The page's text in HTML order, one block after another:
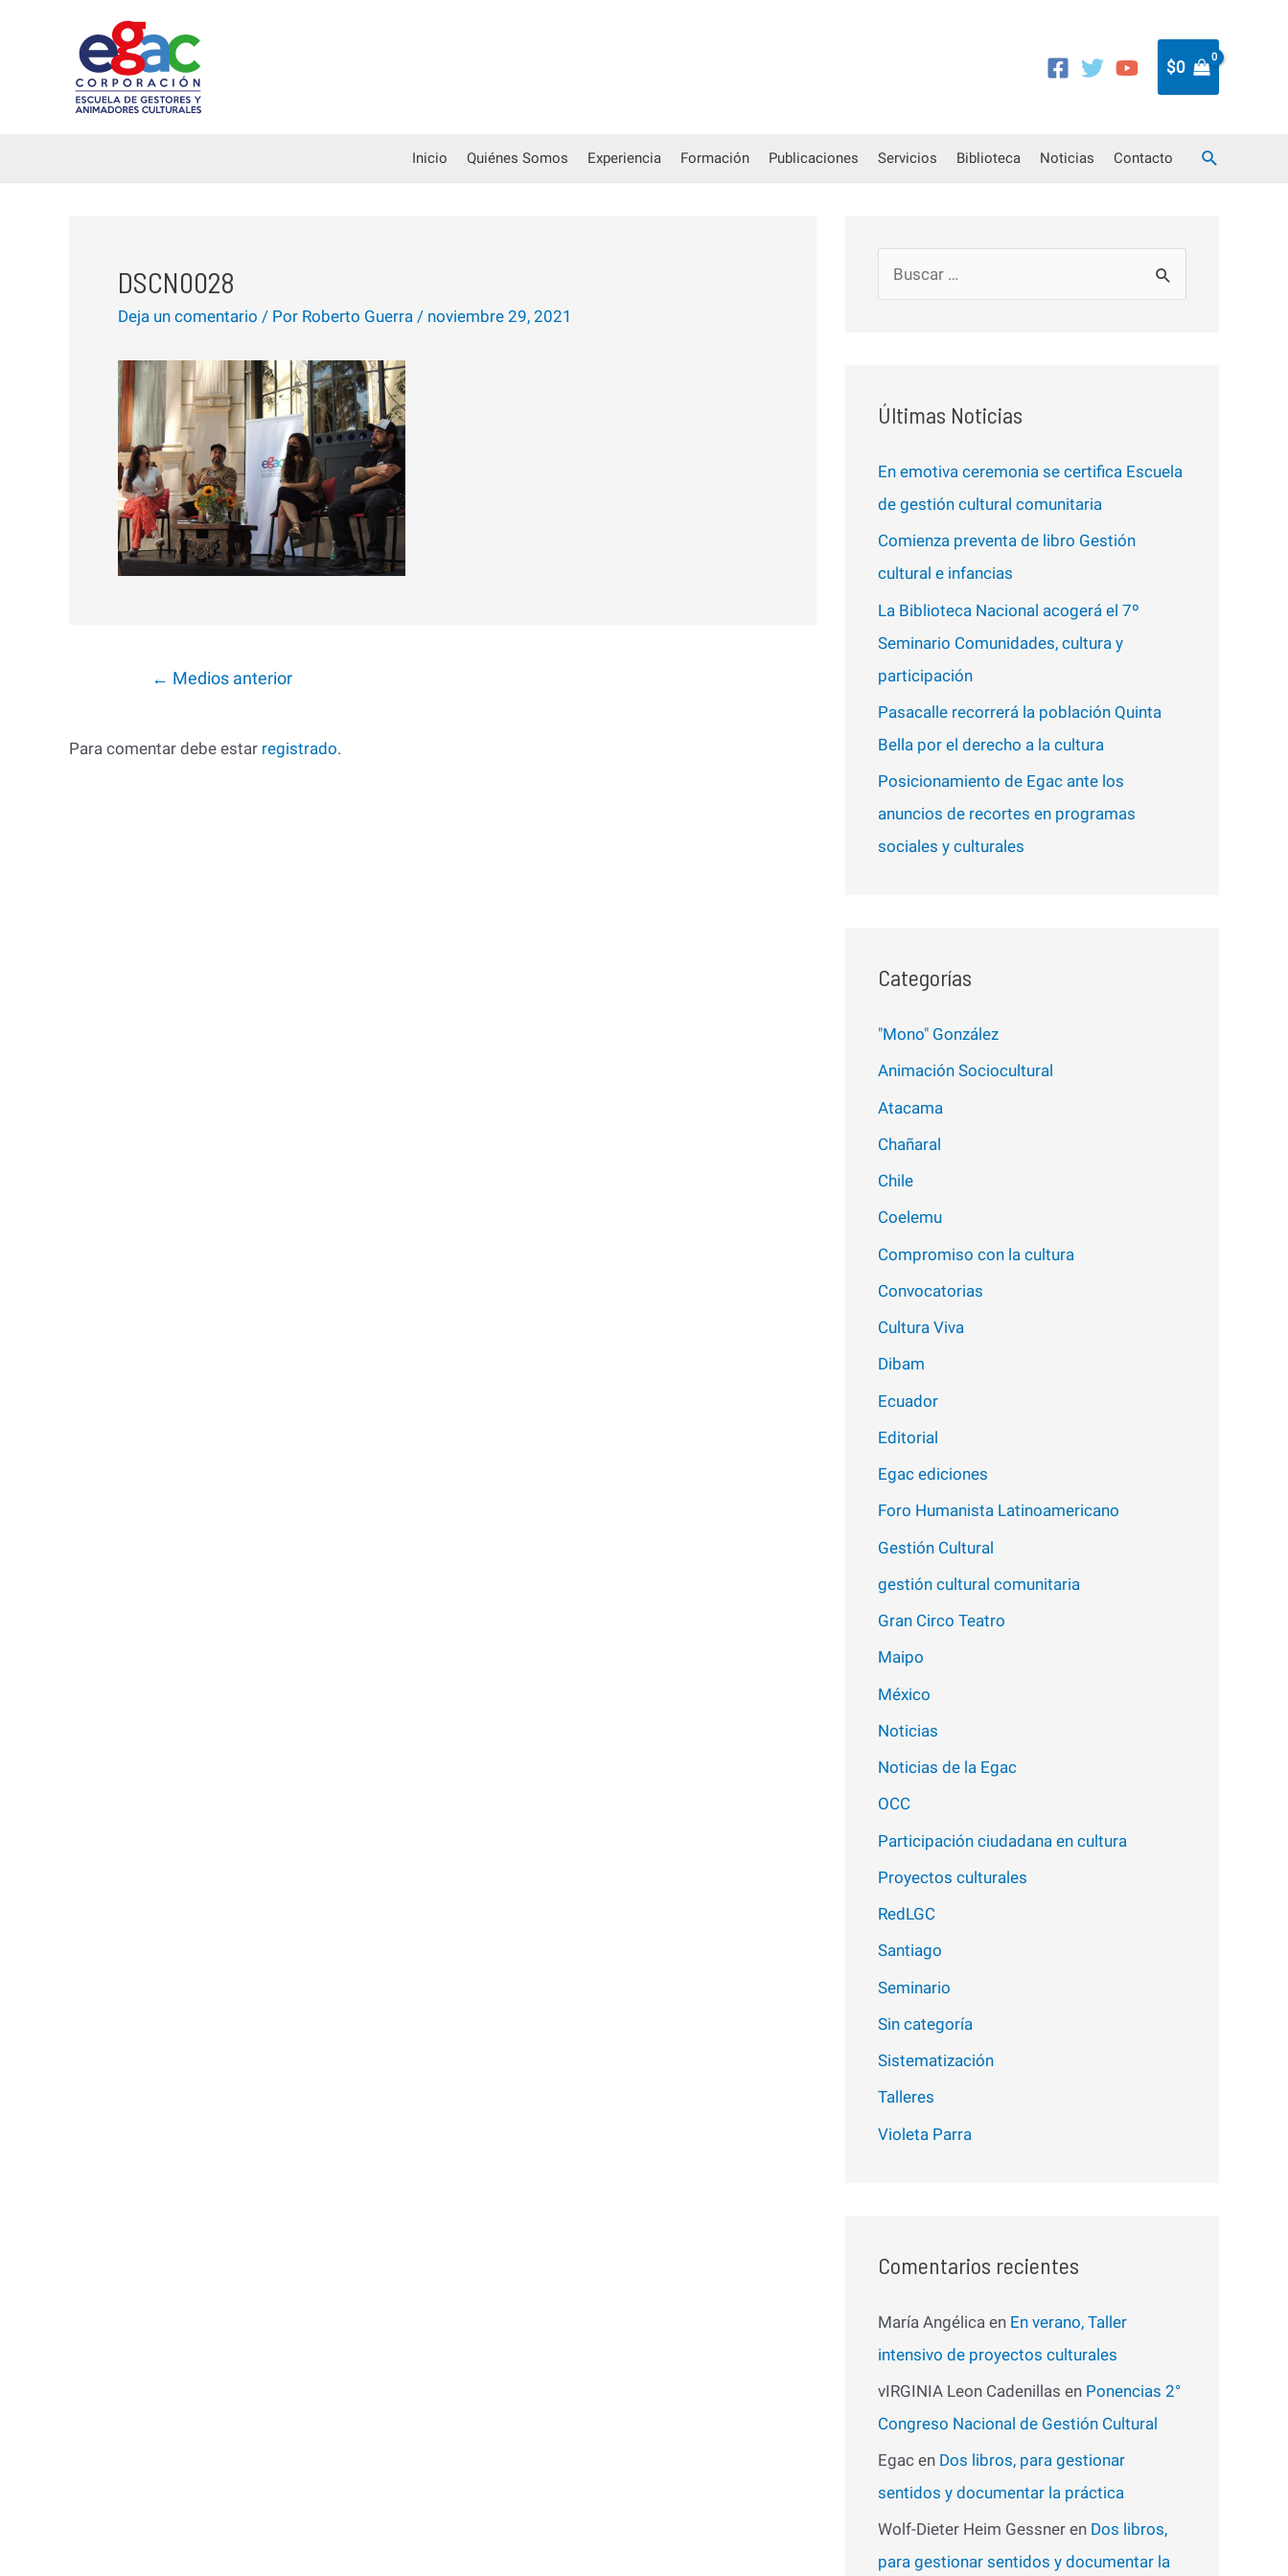
$0
Inicio Quiénes Somos Experiencia Formación Publicaciones Servicios Biblioteca Noticias Contacto Buscar
DSCN0028
Deja un comentario / Por Roberto Guerra / noviembre 29, 2021
Navegación
← Medios anterior
Para comentar debe estar registrado.
u
rÚltimas Noticias
En emotiva ceremonia se certifica Escuela
de gestión cultural comunitaria
Comienza preventa de libro Gestión
cultural e infancias
La Biblioteca Nacional acogerá el 7º
Seminario Comunidades, cultura y
participación
Pasacalle recorrerá la población Quinta
Bella por el derecho a la cultura
Posicionamiento de Egac ante los
anuncios de recortes en programas
sociales y culturales
Categorías
"Mono" González
Animación Sociocultural
Atacama
Chañaral
Chile
Coelemu
Compromiso con la cultura
Convocatorias
Cultura Viva
Dibam
Ecuador
Editorial
Egac ediciones
Foro Humanista Latinoamericano
Gestión Cultural
gestión cultural comunitaria
Gran Circo Teatro
Maipo
México
Noticias
Noticias de la Egac
OCC
Participación ciudadana en cultura
Proyectos culturales
RedLGC
Santiago
Seminario
Sin categoría
Sistematización
Talleres
Violeta Parra
Comentarios recientes
María Angélica en En verano, Taller
intensivo de proyectos culturales
vIRGINIA Leon Cadenillas en Ponencias 2°
Congreso Nacional de Gestión Cultural
Egac en Dos libros, para gestionar
sentidos y documentar la práctica
Wolf-Dieter Heim Gessner en Dos libros,
para gestionar sentidos y documentar la